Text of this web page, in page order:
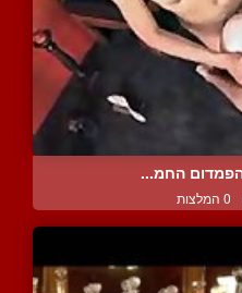
החמ...
0 המלצות